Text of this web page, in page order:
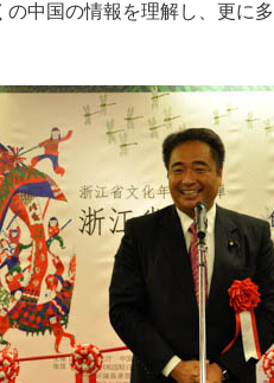
中国の情報を理解し、更に